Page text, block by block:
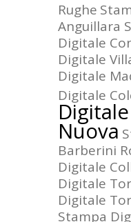
Rughe
Anguillara
Digitale
Digitale
Digitale
Digitale
Nuova
Barberini
Digitale
Digitale
Digitale
Stampa